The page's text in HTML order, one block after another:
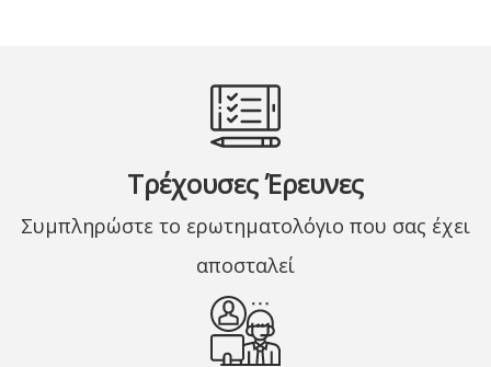
Τρέχουσες Έρευνες
Συμπληρώστε το ερωτηματολόγιο που σας έχει
αποσταλεί